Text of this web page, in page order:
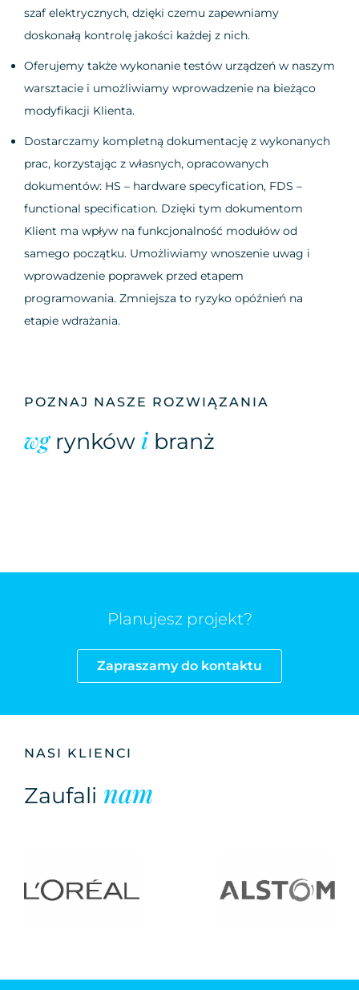
szaf elektrycznych, dzięki czemu zapewniamy
doskonałą kontrolę jakości każdej z nich.
Oferujemy także wykonanie testów urządzeń w naszym
warsztacie i umożliwiamy wprowadzenie na bieżąco
modyfikacji Klienta.
Dostarczamy kompletną dokumentację z wykonanych
prac, korzystając z własnych, opracowanych
dokumentów: HS – hardware specyfication, FDS –
functional specification. Dzięki tym dokumentom
Klient ma wpływ na funkcjonalność modułów od
samego początku. Umożliwiamy wnoszenie uwag i
wprowadzenie poprawek przed etapem
programowania. Zmniejsza to ryzyko opóźnień na
etapie wdrażania.
POZNAJ NASZE ROZWIĄZANIA
wg rynków i branż
Planujesz projekt?
Zapraszamy do kontaktu
NASI KLIENCI
Zaufali nam